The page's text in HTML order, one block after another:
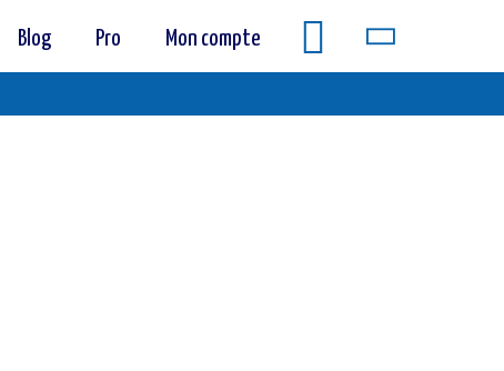
Blog Pro Mon compte